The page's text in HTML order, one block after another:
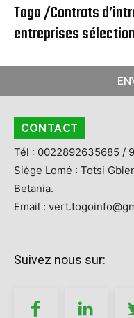
Togo /Contrats
entreprises
CONTACT
Tél : 0022892635685 /
Siège Lomé : Totsi
Betania.
Email :
Suivez nous sur: